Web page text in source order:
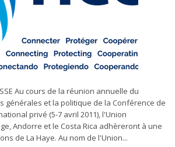
Au cours de la réunion annuelle du
générales et la politique de la Conférence de
privé (5-7 avril 2011), l'Union
Andorre et le Costa Rica adhèreront à une
de La Haye. Au nom de l'Union...